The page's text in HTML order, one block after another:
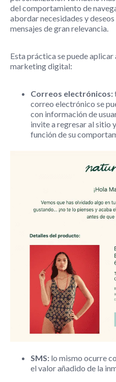
del comportamiento de
abordar necesidades y
mensajes de gran relevancia.
Esta práctica se puede
marketing digital:
Correos electrónicos:
correo electrónico se
con información de
invite a regresar al sitio
función de su
SMS: lo mismo ocurre
el valor añadido de la